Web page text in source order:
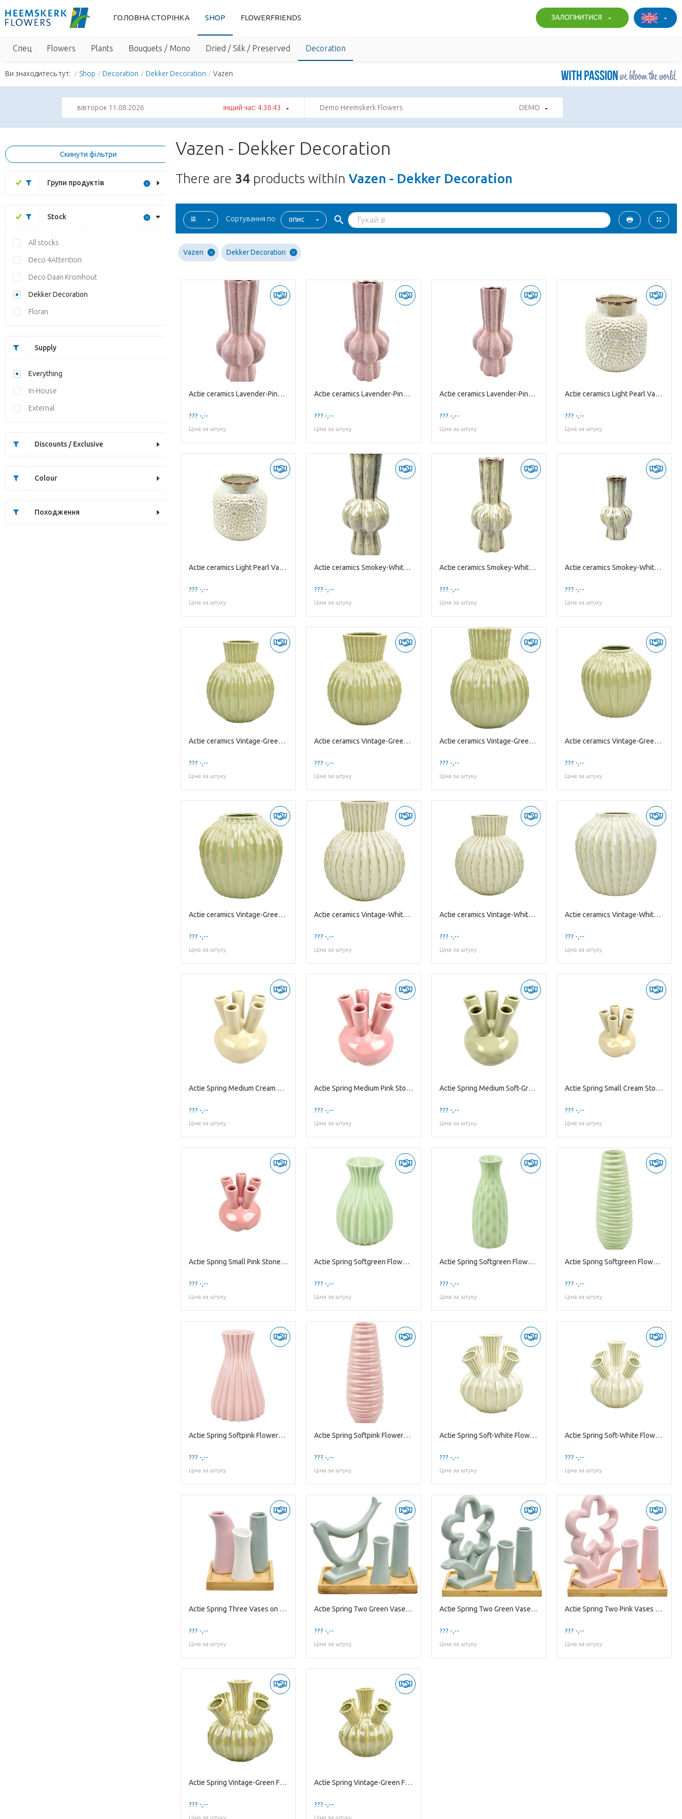
ГОЛОВНА СТОРІНКА SHOP FLOWERFRIENDS ЗАЛОГІНИТИСЯ
Спец Flowers Plants Bouquets / Mono Dried / Silk / Preserved Decoration
Ви знаходитесь тут: Shop Decoration Dekker Decoration Vazen
вівторок 11.08.2026 інший час: 4:36:42 Demo Heemskerk Flowers DEMO
Скинути фільтри
Групи продуктів
Stock
All stocks
Deco 4Attention
Deco Daan Kromhout
Dekker Decoration
Floran
Supply
Everything
In-House
External
Discounts / Exclusive
Colour
Походження
Vazen - Dekker Decoration
There are 34 products within Vazen - Dekker Decoration
Сортування по опис
Vazen Dekker Decoration
Actie ceramics Lavender-Pink Vase 'Trumpet' Large
??? -,--
Ціна за штуку
Actie ceramics Lavender-Pink Vase 'Trumpet' Medium
??? -,--
Ціна за штуку
Actie ceramics Lavender-Pink Vase 'Trumpet' Small
??? -,--
Ціна за штуку
Actie ceramics Light Pearl Vase Medium
??? -,--
Ціна за штуку
Actie ceramics Light Pearl Vase Small
??? -,--
Ціна за штуку
Actie ceramics Smokey-White Vase 'Trumpet' Large
??? -,--
Ціна за штуку
Actie ceramics Smokey-White Vase 'Trumpet' Medium
??? -,--
Ціна за штуку
Actie ceramics Smokey-White Vase 'Trumpet' Small
??? -,--
Ціна за штуку
Actie ceramics Vintage-Green Stoneware High Vas...
??? -,--
Ціна за штуку
Actie ceramics Vintage-Green Stoneware High Vas...
??? -,--
Ціна за штуку
Actie ceramics Vintage-Green Stoneware High Vas...
??? -,--
Ціна за штуку
Actie ceramics Vintage-Green Stoneware Low Vase...
??? -,--
Ціна за штуку
Actie ceramics Vintage-Green Stoneware Low Vase...
??? -,--
Ціна за штуку
Actie ceramics Vintage-White Stoneware High Vas...
??? -,--
Ціна за штуку
Actie ceramics Vintage-White Stoneware High Vas...
??? -,--
Ціна за штуку
Actie ceramics Vintage-White Stoneware Low Vase...
??? -,--
Ціна за штуку
Actie Spring Medium Cream Stoneware Flowervase ...
??? -,--
Ціна за штуку
Actie Spring Medium Pink Stoneware Flowervase w...
??? -,--
Ціна за штуку
Actie Spring Medium Soft-Green Stoneware Flower...
??? -,--
Ціна за штуку
Actie Spring Small Cream Stoneware Flowervase w...
??? -,--
Ціна за штуку
Actie Spring Small Pink Stoneware Flowervase w/...
??? -,--
Ціна за штуку
Actie Spring Softgreen Flowervase 'Mila' '
??? -,--
Ціна за штуку
Actie Spring Softgreen Flowervase 'Mila' '
??? -,--
Ціна за штуку
Actie Spring Softgreen Flowervase 'Mila' '
??? -,--
Ціна за штуку
Actie Spring Softpink Flowervase 'Mila'
??? -,--
Ціна за штуку
Actie Spring Softpink Flowervase 'Mila'
??? -,--
Ціна за штуку
Actie Spring Soft-White Flowervase w/ 5 Tubes L
??? -,--
Ціна за штуку
Actie Spring Soft-White Flowervase w/ 5 Tubes M
??? -,--
Ціна за штуку
Actie Spring Three Vases on Wood Plate
??? -,--
Ціна за штуку
Actie Spring Two Green Vases w/ Bird on Wood Plate
??? -,--
Ціна за штуку
Actie Spring Two Green Vases w/ Flower on Wood ...
??? -,--
Ціна за штуку
Actie Spring Two Pink Vases w/ Flower on Wood P...
??? -,--
Ціна за штуку
Actie Spring Vintage-Green Flowervase w/ 5 Tubes L
??? -,--
Ціна за штуку
Actie Spring Vintage-Green Flowervase w/ 5 Tubes M
??? -,--
Ціна за штуку